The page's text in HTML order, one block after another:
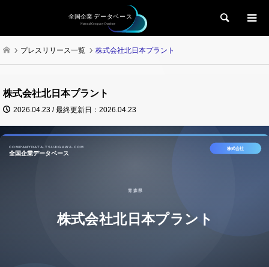
検索
プレスリリース一覧 株式会社北日本プラント
株式会社北日本プラント
2026.04.23 / 最終更新日：2026.04.23